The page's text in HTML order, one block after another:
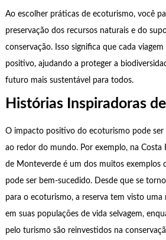
Ao escolher práticas de ecoturismo, você
preservação dos recursos naturais e do
conservação. Isso significa que cada
positivo, ajudando a proteger a
futuro mais sustentável para todos.
Histórias Inspiradoras
O impacto positivo do ecoturismo pode ser
ao redor do mundo. Por exemplo, na Costa
de Monteverde é um dos muitos exemplos
pode ser bem-sucedido. Desde que se
para o ecoturismo, a reserva tem visto uma
em suas populações de vida selvagem,
pelo turismo são reinvestidos na